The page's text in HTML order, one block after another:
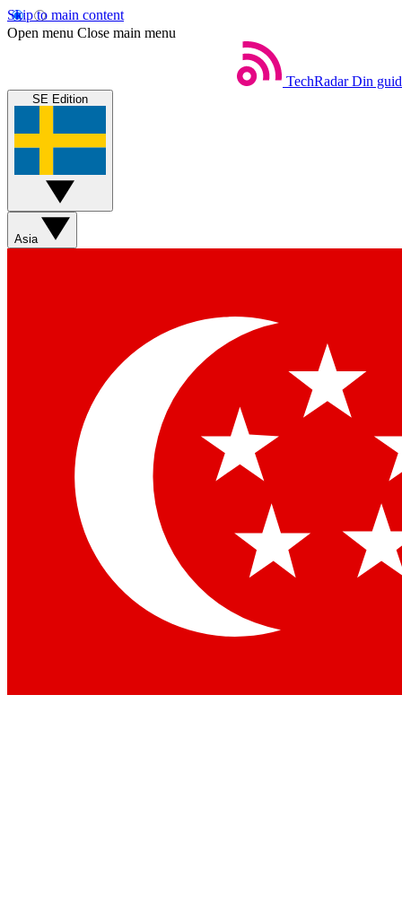
Skip to main content
Open menu Close main menu
TechRadar Din
SE Edition
Asia